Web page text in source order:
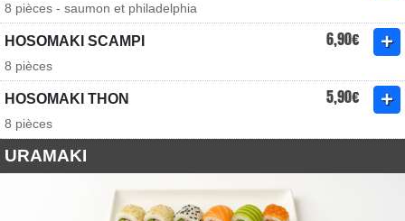
8 pièces - saumon et philadelphia
HOSOMAKI SCAMPI 6,90€
8 pièces
HOSOMAKI THON 5,90€
8 pièces
URAMAKI